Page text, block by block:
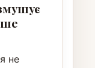
не